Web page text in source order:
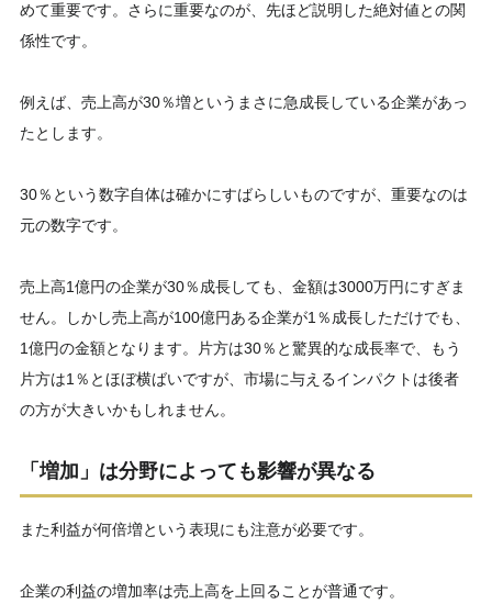
めて重要です。さらに重要なのが、先ほど説明した絶対値との関
係性です。
例えば、売上高が30％増というまさに急成長している企業があっ
たとします。
30％という数字自体は確かにすばらしいものですが、重要なのは
元の数字です。
売上高1億円の企業が30％成長しても、金額は3000万円にすぎま
せん。しかし売上高が100億円ある企業が1％成長しただけでも、
1億円の金額となります。片方は30％と驚異的な成長率で、もう
片方は1％とほぼ横ばいですが、市場に与えるインパクトは後者
の方が大きいかもしれません。
「増加」は分野によっても影響が異なる
また利益が何倍増という表現にも注意が必要です。
企業の利益の増加率は売上高を上回ることが普通です。